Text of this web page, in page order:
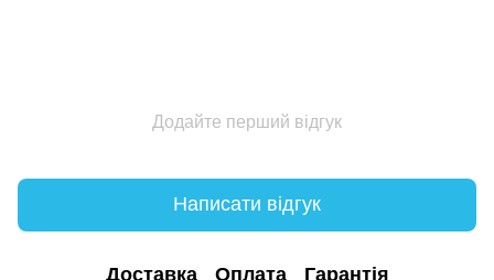
Додайте перший відгук
Написати відгук
Доставка Оплата Гарантія